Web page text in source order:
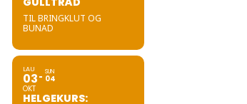
TIL BRINGKLUT OG
BUNAD
LAU
03
OKT
SUN
04
HELGEKURS: